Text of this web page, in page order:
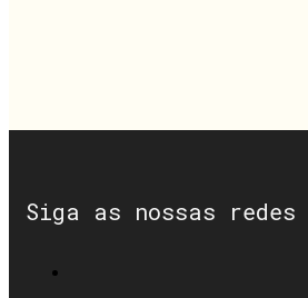
Siga as nossas redes